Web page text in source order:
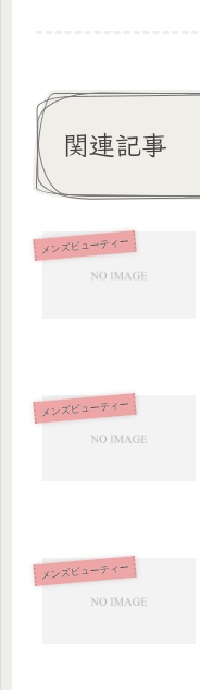
関連記事
メンズビューティー
メンズビューティー
メンズビューティー